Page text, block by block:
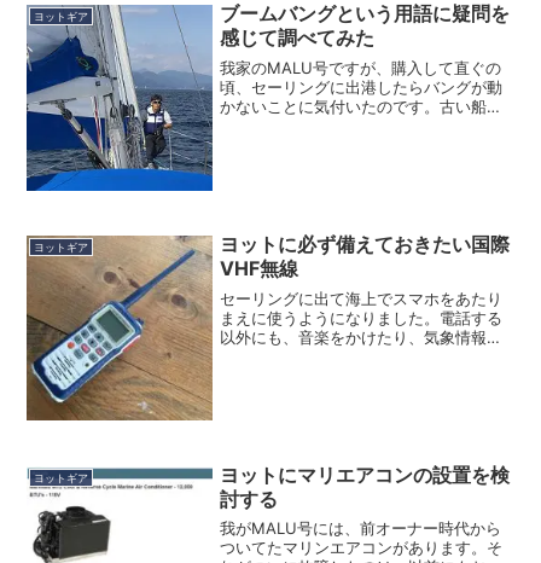
ヨットギア
ブームバングという用語に疑問を
感じて調べてみた
我家のMALU号ですが、購入して直ぐの
頃、セーリングに出港したらバングが動
かないことに気付いたのです。古い船に
ヨットギア
ヨットに必ず備えておきたい国際
VHF無線
セーリングに出て海上でスマホをあたり
まえに使うようになりました。電話する
以外にも、音楽をかけたり、気象情報の
ヨットギア
ヨットにマリエアコンの設置を検
討する
我がMALU号には、前オーナー時代から
ついてたマリンエアコンがあります。そ